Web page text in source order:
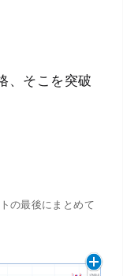
、そこを突破
の最後にまとめて